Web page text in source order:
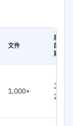
文件
爬过
的日
期
1,000+
Jan,
2026